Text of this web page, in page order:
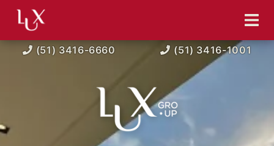
(51) 3416-6660 (51) 3416-1001